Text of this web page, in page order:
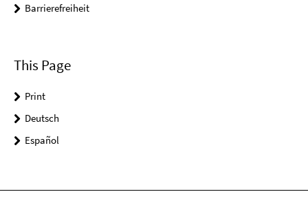
Barrierefreiheit
This Page
Print
Deutsch
Español